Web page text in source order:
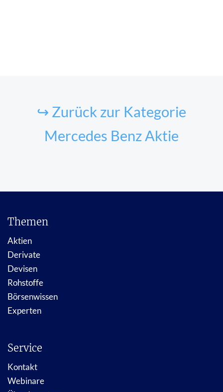
↪ Zurück zur Kategorie
Mercedes Benz Aktie
Themen
Aktien
Derivate
Devisen
Rohstoffe
Börsenwissen
Experten
Service
Kontakt
Webinare